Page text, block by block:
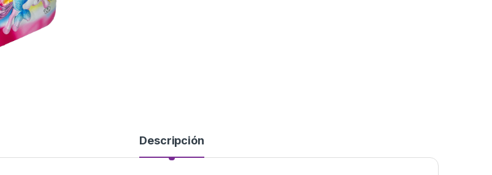
Descripción